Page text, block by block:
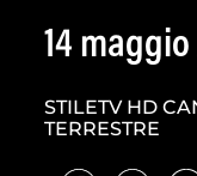
14 maggio
STILETV HD
TERRESTRE